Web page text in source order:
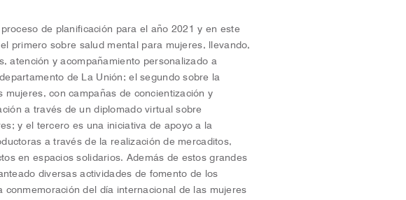
de planificación para el año 2021 y en este
primero sobre salud mental para mujeres, llevando,
atención y acompañamiento personalizado a
de La Unión; el segundo sobre la
mujeres, con campañas de concientización y
a través de un diplomado virtual sobre
y el tercero es una iniciativa de apoyo a la
a través de la realización de mercaditos,
en espacios solidarios. Además de estos grandes
diversas actividades de fomento de los
conmemoración del día internacional de las mujeres